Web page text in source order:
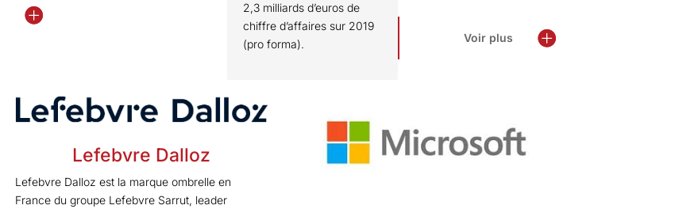
2,3 milliards d’euros de
chiffre d’affaires sur 2019
(pro forma).
Voir plus
Lefebvre Dalloz
Lefebvre Dalloz est la marque ombrelle en
France du groupe Lefebvre Sarrut, leader